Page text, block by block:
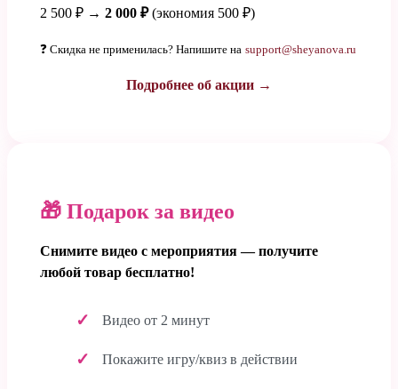
2 500 ₽ → 2 000 ₽(экономия 500 ₽)
❓ Скидка не применилась? Напишите на support@sheyanova.ru
Подробнее об акции →
🎁 Подарок за видео
Снимите видео с мероприятия — получите
любой товар бесплатно!
Видео от 2 минут
Покажите игру/квиз в действии